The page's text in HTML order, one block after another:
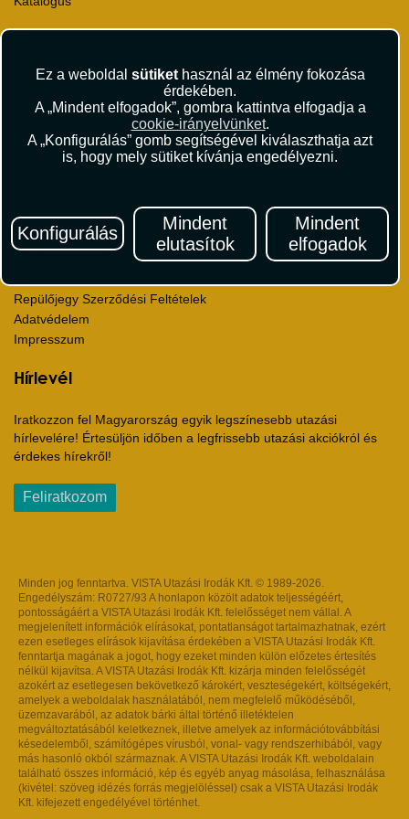
Ez a weboldal sütikethasznál az élmény fokozása
érdekében.
A „Mindent elfogadok”, gombra kattintva elfogadja a
cookie-irányelvünket.
A „Konfigurálás” gomb segítségével kiválaszthatja azt
is, hogy mely sütiket kívánja engedélyezni.
Konfigurálás
Mindent
elutasítok
Mindent
elfogadok
Médiaajánlat
Sajtószoba
Karrier
Pályázatok
Utazási Csomag Szerződési Feltételek
Útlemondás-biztosítás Szerződési Feltételek
Repülőjegy Szerződési Feltételek
Adatvédelem
Impresszum
Hírlevél
Iratkozzon fel Magyarország egyik legszínesebb utazási
hírlevelére! Értesüljön időben a legfrissebb utazási akciókról és
érdekes hírekről!
Feliratkozom
Minden jog fenntartva. VISTA Utazási Irodák Kft. © 1989-2026.
Engedélyszám: R0727/93 A honlapon közölt adatok teljességéért,
pontosságáért a VISTA Utazási Irodák Kft. felelősséget nem vállal. A
megjelenített információk elírásokat, pontatlanságot tartalmazhatnak, ezért
ezen esetleges elírások kijavítása érdekében a VISTA Utazási Irodák Kft.
fenntartja magának a jogot, hogy ezeket minden külön előzetes értesítés
nélkül kijavítsa. A VISTA Utazási Irodák Kft. kizárja minden felelősségét
azokért az esetlegesen bekövetkező károkért, veszteségekért, költségekért,
amelyek a weboldalak használatából, nem megfelelő működéséből,
üzemzavarából, az adatok bárki által történő illetéktelen
megváltoztatásából keletkeznek, illetve amelyek az információtovábbítási
késedelemből, számítógépes vírusból, vonal- vagy rendszerhibából, vagy
más hasonló okból származnak. A VISTA Utazási Irodák Kft. weboldalain
található összes információ, kép és egyéb anyag másolása, felhasználása
(kivétel: szöveg idézés forrás megjelöléssel) csak a VISTA Utazási Irodák
Kft. kifejezett engedélyével történhet.